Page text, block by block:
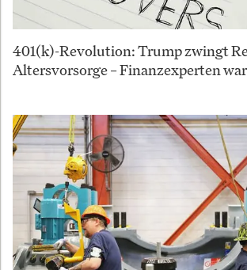
401(k)-Revolution: Trump zwingt
Altersvorsorge – Finanzexperten